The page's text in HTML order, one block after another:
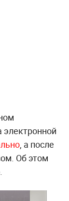
электронной
, а после
Об этом